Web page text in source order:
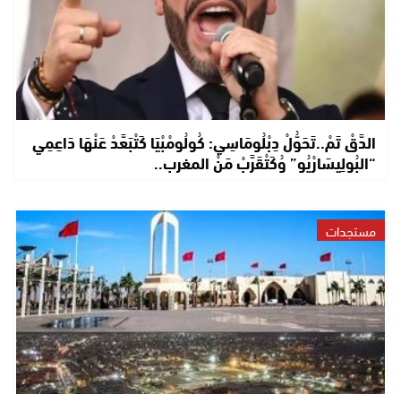
الدَّقْ تَمْ..تَحَوُّلْ دِبْلُومَاسِي: كُولُومْبْيَا كَتْبَعَّدْ عَنْهَا دَاعِمِي
“البُولِيسَارْيُو” وُكَتْقَرَّبْ مَنْ المغرب..
مستجدات